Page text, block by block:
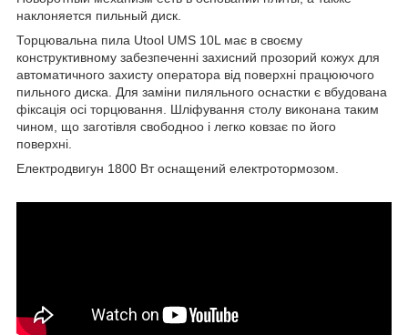
наклоняется пильный диск.
Торцювальна пила Utool UMS 10L має в своєму
конструктивному забезпеченні захисний прозорий кожух для
автоматичного захисту оператора від поверхні працюючого
пильного диска. Для заміни пиляльного оснастки є вбудована
фіксація осі торцювання. Шліфування столу виконана таким
чином, що заготівля свободноо і легко ковзає по його
поверхні.
Електродвигун 1800 Вт оснащений електротормозом.